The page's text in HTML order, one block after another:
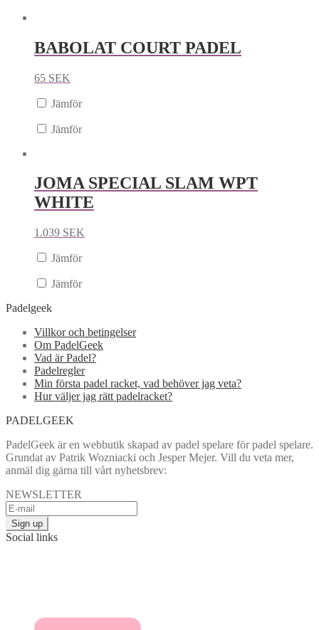
BABOLAT COURT PADEL
65 SEK
Jämför
Jämför
JOMA SPECIAL SLAM WPT
WHITE
1.039 SEK
Jämför
Jämför
Padelgeek
Villkor och betingelser
Om PadelGeek
Vad är Padel?
Padelregler
Min första padel racket, vad behöver jag veta?
Hur väljer jag rätt padelracket?
PADELGEEK
PadelGeek är en webbutik skapad av padel spelare för padel spelare.
Grundat av Patrik Wozniacki och Jesper Mejer. Vill du veta mer,
anmäl dig gärna till vårt nyhetsbrev:
NEWSLETTER
Social links